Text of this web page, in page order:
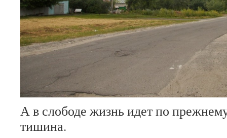
А в слободе жизнь идет по
тишина.